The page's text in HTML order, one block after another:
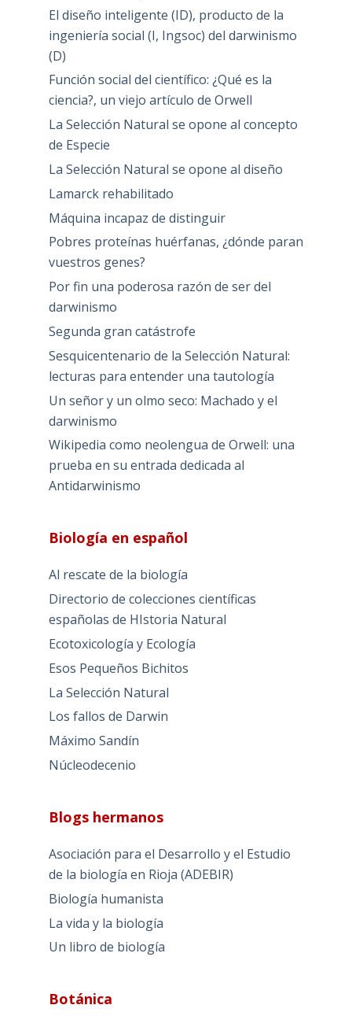
El diseño inteligente (ID), producto de la
ingeniería social (I, Ingsoc) del darwinismo
(D)
Función social del científico: ¿Qué es la
ciencia?, un viejo artículo de Orwell
La Selección Natural se opone al concepto
de Especie
La Selección Natural se opone al diseño
Lamarck rehabilitado
Máquina incapaz de distinguir
Pobres proteínas huérfanas, ¿dónde paran
vuestros genes?
Por fin una poderosa razón de ser del
darwinismo
Segunda gran catástrofe
Sesquicentenario de la Selección Natural:
lecturas para entender una tautología
Un señor y un olmo seco: Machado y el
darwinismo
Wikipedia como neolengua de Orwell: una
prueba en su entrada dedicada al
Antidarwinismo
Biología en español
Al rescate de la biología
Directorio de colecciones científicas
españolas de HIstoria Natural
Ecotoxicología y Ecología
Esos Pequeños Bichitos
La Selección Natural
Los fallos de Darwin
Máximo Sandín
Núcleodecenio
Blogs hermanos
Asociación para el Desarrollo y el Estudio
de la biología en Rioja (ADEBIR)
Biología humanista
La vida y la biología
Un libro de biología
Botánica